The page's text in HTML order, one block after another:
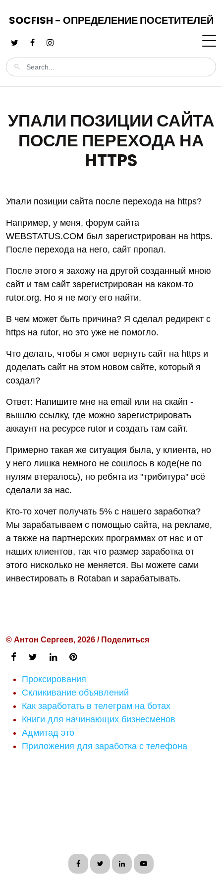
SOCFISH - ОПРЕДЕЛЕНИЕ ПОСЕТИТЕЛЕЙ
УПАЛИ ПОЗИЦИИ САЙТА
ПОСЛЕ ПЕРЕХОДА НА
HTTPS
Упали позиции сайта после перехода на https?
Например, у меня, форум сайта
WEBSTATUS.COM был зарегистрирован на https.
После перехода на него, сайт пропал.
После этого я захожу на другой созданный мною
сайт и там сайт зарегистрирован на каком-то
rutor.org. Но я не могу его найти.
В чем может быть причина? Я сделал редирект с
https на rutor, но это уже не помогло.
Что делать, чтобы я смог вернуть сайт на https и
доделать сайт на этом новом сайте, который я
создал?
Ответ: Напишите мне на email или на скайп -
вышлю ссылку, где можно зарегистрировать
аккаунт на ресурсе rutor и создать там сайт.
Примерно такая же ситуация была, у клиента, но
у него лишка немного не сошлось в коде(не по
нулям втералось), но ребята из "трибитура" всё
сделали за нас.
Кто-то хочет получать 5% с нашего заработка?
Мы зарабатываем с помощью сайта, на рекламе,
а также на партнерских программах от нас и от
наших клиентов, так что размер заработка от
этого нисколько не меняется. Вы можете сами
инвестировать в Rotaban и зарабатывать.
© Антон Сергеев, 2026 / Поделиться
Проксирования
Скликивание объявлений
Как заработать в телеграм на ботах
Книги для начинающих бизнесменов
Адмитад это
Приложения для заработка с телефона